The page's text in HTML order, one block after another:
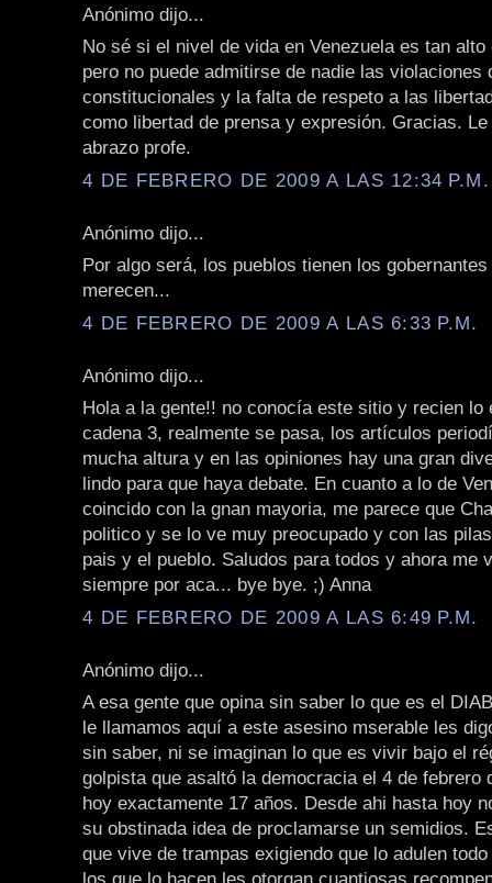
Anónimo dijo...
No sé si el nivel de vida en Venezuela es tan alto
pero no puede admitirse de nadie las violaciones
constitucionales y la falta de respeto a las
como libertad de prensa y expresión. Gracias. Le
abrazo profe.
4 DE FEBRERO DE 2009 A LAS 12:34 P.M.
Anónimo dijo...
Por algo será, los pueblos tienen los
merecen...
4 DE FEBRERO DE 2009 A LAS 6:33 P.M.
Anónimo dijo...
Hola a la gente!! no conocía este sitio y recien lo
cadena 3, realmente se pasa, los artículos
mucha altura y en las opiniones hay una gran
lindo para que haya debate. En cuanto a lo de
coincido con la gnan mayoria, me parece que
politico y se lo ve muy preocupado y con las
pais y el pueblo. Saludos para todos y ahora me
siempre por aca... bye bye. ;) Anna
4 DE FEBRERO DE 2009 A LAS 6:49 P.M.
Anónimo dijo...
A esa gente que opina sin saber lo que es el
le llamamos aquí a este asesino mserable les
sin saber, ni se imaginan lo que es vivir bajo el
golpista que asaltó la democracia el 4 de febrero
hoy exactamente 17 años. Desde ahi hasta hoy
su obstinada idea de proclamarse un semidios.
que vive de trampas exigiendo que lo adulen